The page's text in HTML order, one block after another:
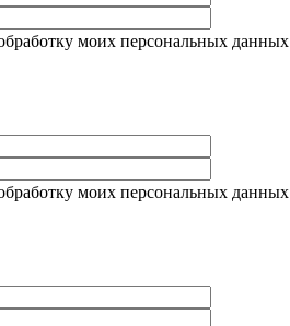
моих персональных данных
моих персональных данных